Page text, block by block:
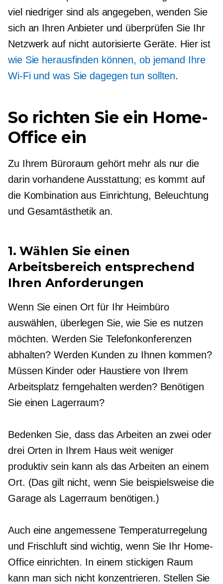
viel niedriger sind als angegeben, wenden Sie
sich an Ihren Anbieter und überprüfen Sie Ihr
Netzwerk auf nicht autorisierte Geräte. Hier ist
wie Sie herausfinden können, ob jemand Ihre
Wi-Fiund was Sie dagegen tun sollten.
So richten Sie ein Home-
Office ein
Zu Ihrem Büroraum gehört mehr als nur die
darin vorhandene Ausstattung; es kommt auf
die Kombination aus Einrichtung, Beleuchtung
und Gesamtästhetik an.
1. Wählen Sie einen
Arbeitsbereich entsprechend
Ihren Anforderungen
Wenn Sie einen Ort für Ihr Heimbüro
auswählen, überlegen Sie, wie Sie es nutzen
möchten. Werden Sie Telefonkonferenzen
abhalten? Werden Kunden zu Ihnen kommen?
Müssen Kinder oder Haustiere von Ihrem
Arbeitsplatz ferngehalten werden? Benötigen
Sie einen Lagerraum?
Bedenken Sie, dass das Arbeiten an zwei oder
drei Orten in Ihrem Haus weit weniger
produktiv sein kann als das Arbeiten an einem
Ort. (Das gilt nicht, wenn Sie beispielsweise die
Garage als Lagerraum benötigen.)
Auch eine angemessene Temperaturregelung
und Frischluft sind wichtig, wenn Sie Ihr Home-
Office einrichten. In einem stickigen Raum
kann man sich nicht konzentrieren. Stellen Sie